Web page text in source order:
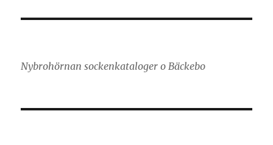
Nybrohörnan sockenkataloger o Bäckebo